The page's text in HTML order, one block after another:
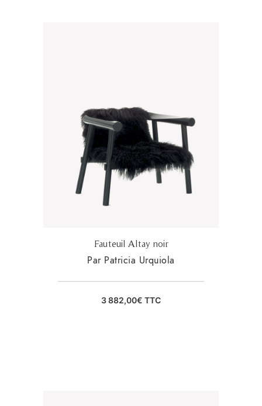
Fauteuil Altay noir
Par Patricia Urquiola
3 882,00€ TTC